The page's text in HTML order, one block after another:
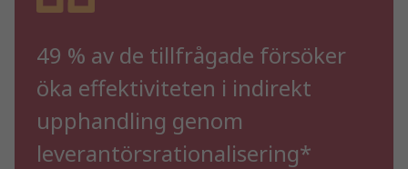
49 % av de tillfrågade försöker
öka effektiviteten i indirekt
upphandling genom
leverantörsrationalisering*